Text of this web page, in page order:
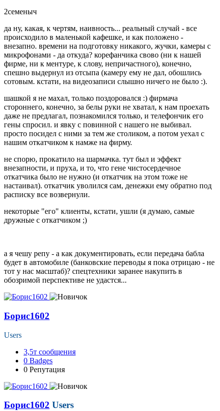
2семеныч
да ну, какая, к чертям, наивность... реальный случай - все
происходило в маленькой кафешке, и как положено -
внезапно. времени на подготовку никакого, жучки, камеры с
микрофонами - да откуда? корефанчика свово (ни к нашей
фирме, ни к ментуре, к слову, непричастного), конечно,
спешно выдернул из отсыпа (камеру ему не дал, обошлись
сотовым. кстати, на видеозаписи слышно ничего не было :).
шашкой я не махал, только поздоровался :) фирмача
стороннего, конечно, за белы руки не хватал, к нам проехать
даже не предлагал, познакомился только, и телефончик его
гены спросил. и явку с повинной с нашего не выбивал.
просто посидел с ними за тем же столиком, а потом уехал с
нашим откатчиком к намже на фирму.
не спорю, прокатило на шармачка. тут был и эффект
внезапности, и пруха, и то, что гене чистосердечное
откатчика было не нужно (и откатчик на этом тоже не
настаивал). откатчик уволился сам, денежки ему обратно под
расписку все возвернули.
некоторые "его" клиенты, кстати, ушли (я думаю, самые
дружные с откатчиком ;)
а я чешу репу - а как документировать, если передача бабла
будет в автомобиле (банковские переводы я пока отрицаю - не
тот у нас масштаб)? спецтехники заранее накупить в
обозримой перспективе не удастся...
Борис1602
Users
3,5т сообщения
0 Badges
0 Репутация
Борис1602 Users